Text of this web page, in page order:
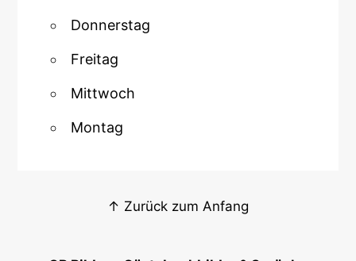
Donnerstag
Freitag
Mittwoch
Montag
↑ Zurück zum Anfang